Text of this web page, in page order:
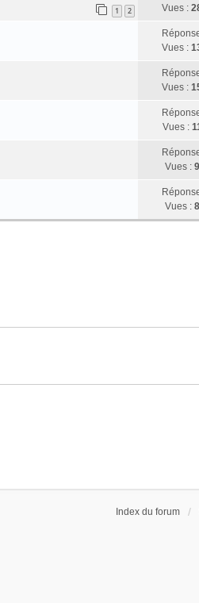
1 2
Vues :
Vues :
Vues :
Vues :
Vues :
Vues :
Index du forum